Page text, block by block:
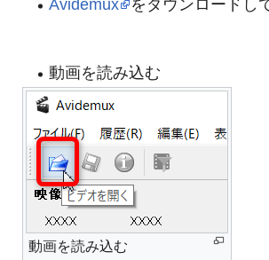
Avidemux をダウンロードし
動画を読み込む
動画を読み込む